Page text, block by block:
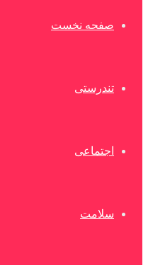
صفحه نخست
تندرستی
اجتماعی
سلامت